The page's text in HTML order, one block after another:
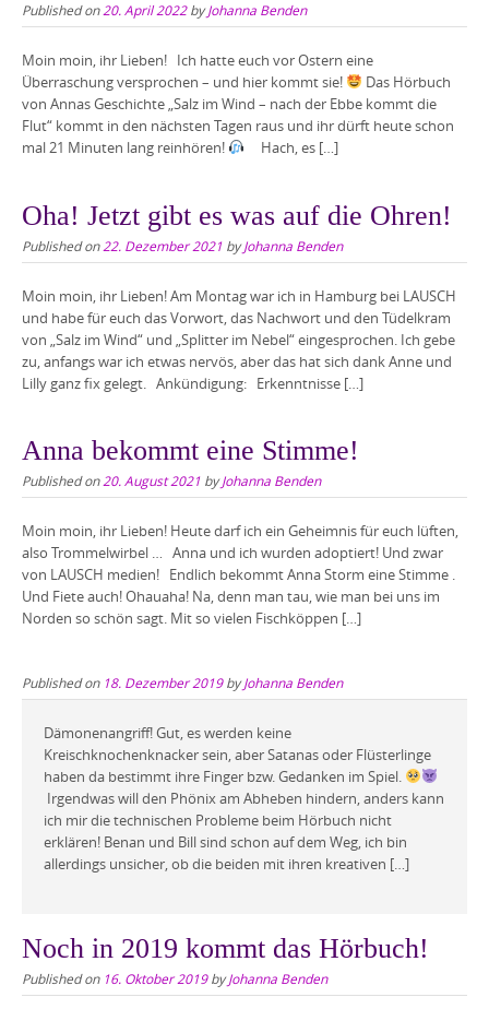
Published on20. April 2022byJohanna Benden
Moin moin, ihr Lieben! Ich hatte euch vor Ostern eine
Überraschung versprochen – und hier kommt sie!
Das Hörbuch
von Annas Geschichte „Salz im Wind – nach der Ebbe kommt die
Flut“ kommt in den nächsten Tagen raus und ihr dürft heute schon
mal 21 Minuten lang reinhören!
Hach, es […]
Oha! Jetzt gibt es was auf die Ohren!
Published on22. Dezember 2021 byJohanna Benden
Moin moin, ihr Lieben! Am Montag war ich in Hamburg bei LAUSCH
und habe für euch das Vorwort, das Nachwort und den Tüdelkram
von „Salz im Wind“ und „Splitter im Nebel“ eingesprochen. Ich gebe
zu, anfangs war ich etwas nervös, aber das hat sich dank Anne und
Lilly ganz fix gelegt. Ankündigung: Erkenntnisse […]
Anna bekommt eine Stimme!
Published on20. August 2021 byJohanna Benden
Moin moin, ihr Lieben! Heute darf ich ein Geheimnis für euch lüften,
also Trommelwirbel … Anna und ich wurden adoptiert! Und zwar
von LAUSCH medien! Endlich bekommt Anna Storm eine Stimme .
Und Fiete auch! Ohauaha! Na, denn man tau, wie man bei uns im
Norden so schön sagt. Mit so vielen Fischköppen […]
Published on 18. Dezember 2019byJohanna Benden
Dämonenangriff! Gut, es werden keine
Kreischknochenknacker sein, aber Satanas oder Flüsterlinge
haben da bestimmt ihre Finger bzw. Gedanken im Spiel.
Irgendwas will den Phönix am Abheben hindern, anders kann
ich mir die technischen Probleme beim Hörbuch nicht
erklären! Benan und Bill sind schon auf dem Weg, ich bin
allerdings unsicher, ob die beiden mit ihren kreativen […]
Noch in 2019 kommt das Hörbuch!
Published on 16. Oktober 2019byJohanna Benden